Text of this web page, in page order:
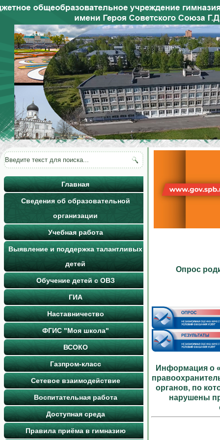
Главная
Сведения об образовательной
организации
Учебная работа
Выявление и поддержка талантливых
детей
Обучение детей с ОВЗ
ГИА
Наставничество
ФГИС "Моя школа"
ВСОКО
Газпром-класс
Сетевое взаимодействие
Воспитательная работа
Доступная среда
Правила приёма в гимназию
Опрос
Информация о
органов, по
нарушены